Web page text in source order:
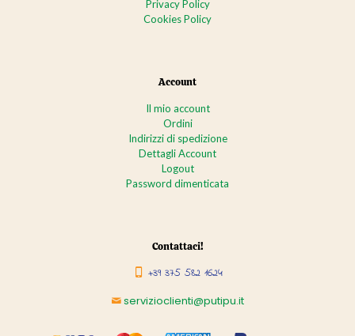
Privacy Policy
Cookies Policy
Account
Il mio account
Ordini
Indirizzi di spedizione
Dettagli Account
Logout
Password dimenticata
Contattaci!
+39 375 582 1624
servizioclienti@putipu.it